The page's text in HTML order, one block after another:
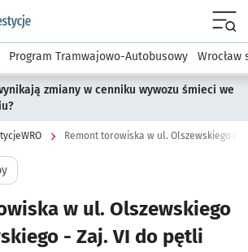
wroclaw.pl podserwis:
Program Tramwajowo-Autobusowy Wrocław
zmiany w cenniku wywozu śmieci we
w ul. Olszewskiego
- Zaj. VI do pętli